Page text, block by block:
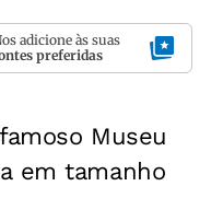
adicione às suas
preferidas
Museu
em tamanho